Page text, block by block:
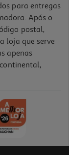
para entregas
Após o
postal,
loja que serve
apenas